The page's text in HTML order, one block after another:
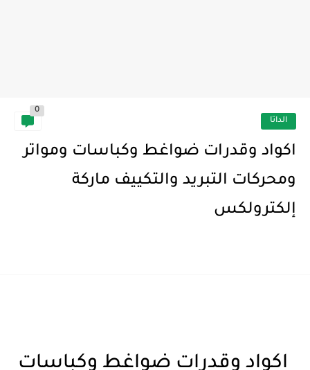
الداتا
0
اكواد وقدرات ضواغط وكباسات ومواتر
ومحركات التبريد والتكييف ماركة
إلكترولكس
اكواد وقدرات ضواغط وكباسات